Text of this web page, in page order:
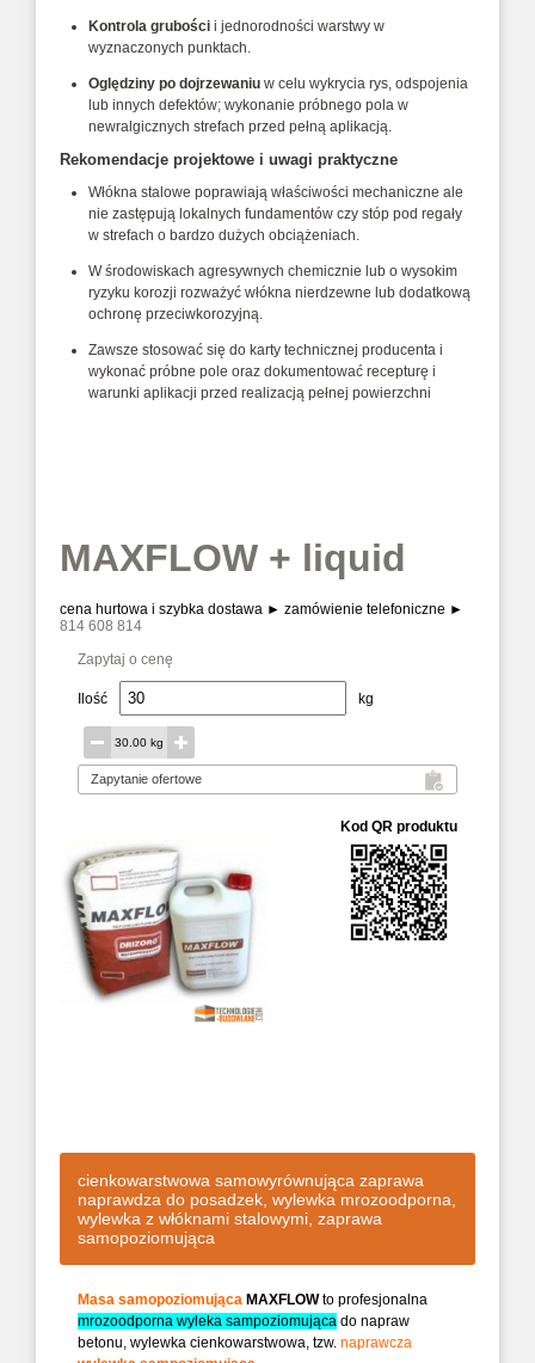
Kontrola grubości i jednorodności warstwy w
wyznaczonych punktach.
Oględziny po dojrzewaniu w celu wykrycia rys, odspojenia
lub innych defektów; wykonanie próbnego pola w
newralgicznych strefach przed pełną aplikacją.
Rekomendacje projektowe i uwagi praktyczne
Włókna stalowe poprawiają właściwości mechaniczne ale
nie zastępują lokalnych fundamentów czy stóp pod regały
w strefach o bardzo dużych obciążeniach.
W środowiskach agresywnych chemicznie lub o wysokim
ryzyku korozji rozważyć włókna nierdzewne lub dodatkową
ochronę przeciwkorozyjną.
Zawsze stosować się do karty technicznej producenta i
wykonać próbne pole oraz dokumentować recepturę i
warunki aplikacji przed realizacją pełnej powierzchni
MAXFLOW + liquid
cena hurtowa i szybka dostawa ► zamówienie telefoniczne ►
814 608 814
Zapytaj o cenę
Ilość kg
30.00 kg
cienkowarstwowa samowyrównująca zaprawa
naprawdza do posadzek, wylewka mrozoodporna,
wylewka z włóknami stalowymi, zaprawa
samopoziomująca
Masa samopoziomująca MAXFLOWto profesjonalna
mrozoodporna wyleka sampoziomująca do napraw
betonu, wylewka cienkowarstwowa, tzw. naprawcza
Kod QR produktu